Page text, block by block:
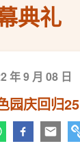
典礼
年 9 月 08 日
园庆回归